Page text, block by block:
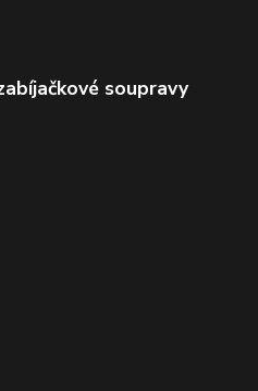
soupravy